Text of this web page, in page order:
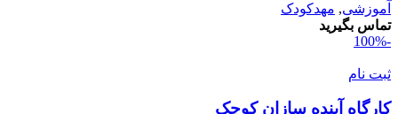
, مهدکودک
بگیرید
نام
آینده سازان کوچک